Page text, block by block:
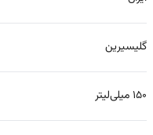
گلیسیرین
150 میلی‌لیتر